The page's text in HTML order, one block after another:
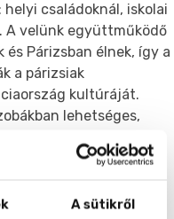
A sütikről
családoknál, iskolai
A velünk együttműködő
Párizsban élnek, így a
a párizsiak
kultúráját.
lehetséges,